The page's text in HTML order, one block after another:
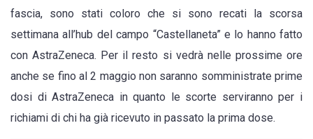
fascia, sono stati coloro che si sono recati la scorsa
settimana all’hub del campo “Castellaneta” e lo hanno fatto
con AstraZeneca. Per il resto si vedrà nelle prossime ore
anche se fino al 2 maggio non saranno somministrate prime
dosi di AstraZeneca in quanto le scorte serviranno per i
richiami di chi ha già ricevuto in passato la prima dose.